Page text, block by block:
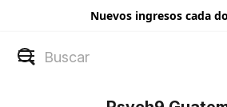
Nuevos ingresos cada